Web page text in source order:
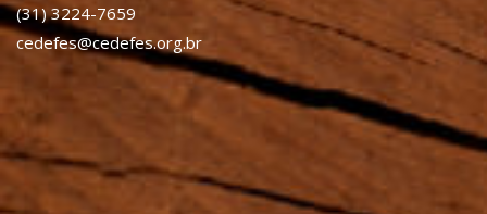
(31) 3224-7659
cedefes@cedefes.org.br